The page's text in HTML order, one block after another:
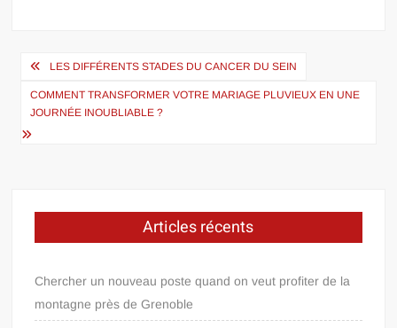
Navigation
de
l’article
LES DIFFÉRENTS STADES DU CANCER DU SEIN
COMMENT TRANSFORMER VOTRE MARIAGE PLUVIEUX EN UNE
JOURNÉE INOUBLIABLE ?
Articles récents
Chercher un nouveau poste quand on veut profiter de la
montagne près de Grenoble